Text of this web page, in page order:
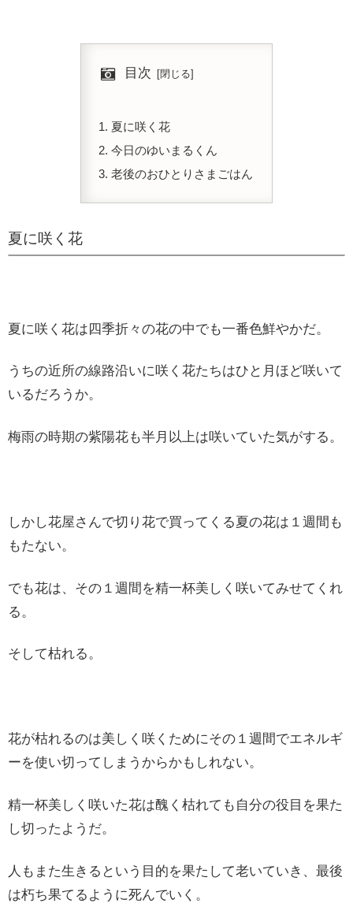
目次
夏に咲く花
今日のゆいまるくん
老後のおひとりさまごはん
夏に咲く花
夏に咲く花は四季折々の花の中でも一番色鮮やかだ。
うちの近所の線路沿いに咲く花たちはひと月ほど咲いて
いるだろうか。
梅雨の時期の紫陽花も半月以上は咲いていた気がする。
しかし花屋さんで切り花で買ってくる夏の花は１週間も
もたない。
でも花は、その１週間を精一杯美しく咲いてみせてくれ
る。
そして枯れる。
花が枯れるのは美しく咲くためにその１週間でエネルギ
ーを使い切ってしまうからかもしれない。
精一杯美しく咲いた花は醜く枯れても自分の役目を果た
し切ったようだ。
人もまた生きるという目的を果たして老いていき、最後
は朽ち果てるように死んでいく。